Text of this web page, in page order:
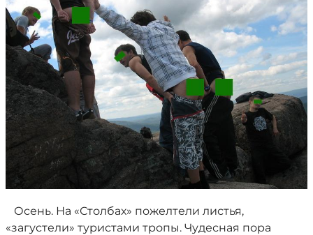
Осень. На «Столбах» пожелтели листья,
«загустели» туристами тропы. Чудесная пора